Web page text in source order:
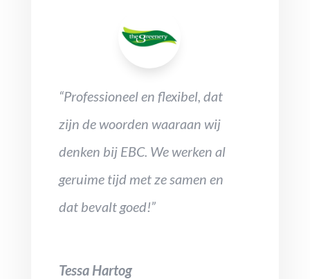
“Professioneel en flexibel, dat
zijn de woorden waaraan wij
denken bij EBC. We werken al
geruime tijd met ze samen en
dat bevalt goed!”
Tessa Hartog